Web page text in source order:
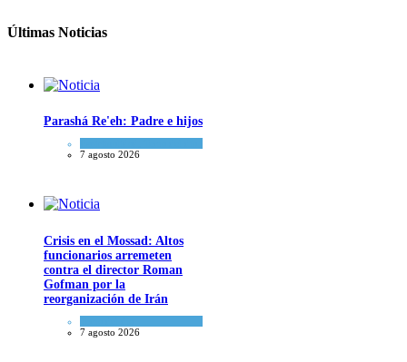
Últimas Noticias
Parashá Re'eh: Padre e hijos
7 agosto 2026
Crisis en el Mossad: Altos
funcionarios arremeten
contra el director Roman
Gofman por la
reorganización de Irán
7 agosto 2026